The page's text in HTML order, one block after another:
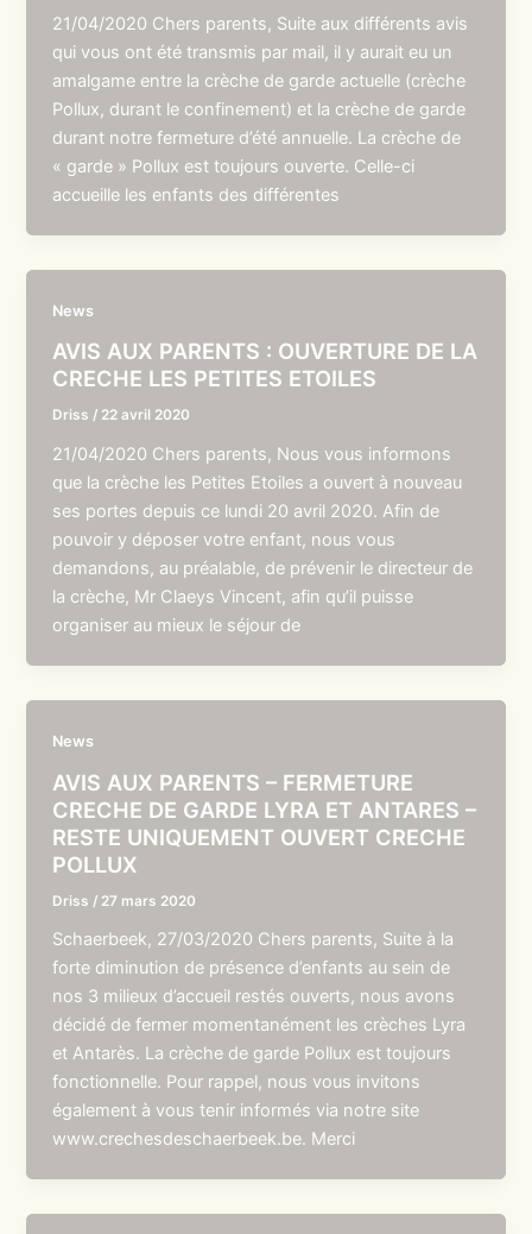
21/04/2020 Chers parents, Suite aux différents avis
qui vous ont été transmis par mail, il y aurait eu un
amalgame entre la crèche de garde actuelle (crèche
Pollux, durant le confinement) et la crèche de garde
durant notre fermeture d’été annuelle. La crèche de
« garde » Pollux est toujours ouverte. Celle-ci
accueille les enfants des différentes
News
AVIS AUX PARENTS : OUVERTURE DE LA
CRECHE LES PETITES ETOILES
Driss / 22 avril 2020
21/04/2020 Chers parents, Nous vous informons
que la crèche les Petites Etoiles a ouvert à nouveau
ses portes depuis ce lundi 20 avril 2020. Afin de
pouvoir y déposer votre enfant, nous vous
demandons, au préalable, de prévenir le directeur de
la crèche, Mr Claeys Vincent, afin qu’il puisse
organiser au mieux le séjour de
News
AVIS AUX PARENTS – FERMETURE
CRECHE DE GARDE LYRA ET ANTARES –
RESTE UNIQUEMENT OUVERT CRECHE
POLLUX
Driss / 27 mars 2020
Schaerbeek, 27/03/2020 Chers parents, Suite à la
forte diminution de présence d’enfants au sein de
nos 3 milieux d’accueil restés ouverts, nous avons
décidé de fermer momentanément les crèches Lyra
et Antarès. La crèche de garde Pollux est toujours
fonctionnelle. Pour rappel, nous vous invitons
également à vous tenir informés via notre site
www.crechesdeschaerbeek.be. Merci